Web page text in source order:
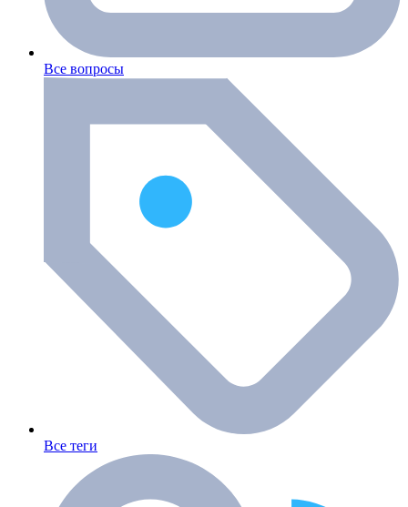
Все вопросы
Все теги